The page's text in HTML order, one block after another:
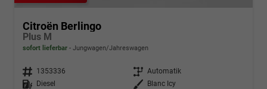
Citroën Berlingo
Plus M
sofort lieferbar Jungwagen/Jahreswagen
Fahrzeugnr. 1353336 Getriebe Automatik
Kraftstoff
Diesel Außenfarbe
Blanc Icy